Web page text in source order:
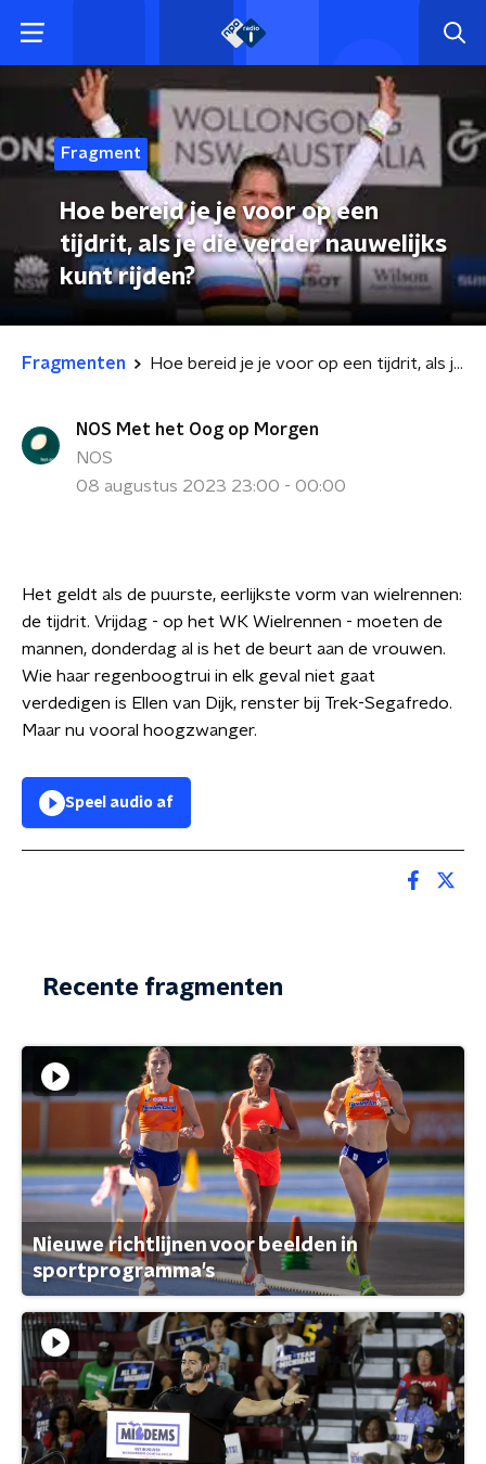
Fragment
Hoe bereid je je voor op een
tijdrit, als je die verder nauwelijks
kunt rijden?
Fragmenten Hoe bereid je je voor op een tijdrit, als je die verder nauwelijks kunt rijden?
NOS Met het Oog op Morgen
NOS
08 augustus 2023 23:00 - 00:00
Het geldt als de puurste, eerlijkste vorm van wielrennen:
de tijdrit. Vrijdag - op het WK Wielrennen - moeten de
mannen, donderdag al is het de beurt aan de vrouwen.
Wie haar regenboogtrui in elk geval niet gaat
verdedigen is Ellen van Dijk, renster bij Trek-Segafredo.
Maar nu vooral hoogzwanger.
Speel audio af
Recente fragmenten
Nieuwe richtlijnen voor beelden in
sportprogramma's